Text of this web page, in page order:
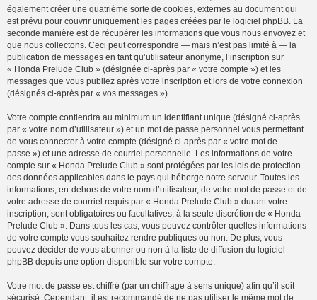
également créer une quatrième sorte de cookies, externes au document qui
est prévu pour couvrir uniquement les pages créées par le logiciel phpBB. La
seconde manière est de récupérer les informations que vous nous envoyez et
que nous collectons. Ceci peut correspondre — mais n’est pas limité à — la
publication de messages en tant qu’utilisateur anonyme, l’inscription sur
« Honda Prelude Club » (désignée ci-après par « votre compte ») et les
messages que vous publiez après votre inscription et lors de votre connexion
(désignés ci-après par « vos messages »).
Votre compte contiendra au minimum un identifiant unique (désigné ci-après
par « votre nom d’utilisateur ») et un mot de passe personnel vous permettant
de vous connecter à votre compte (désigné ci-après par « votre mot de
passe ») et une adresse de courriel personnelle. Les informations de votre
compte sur « Honda Prelude Club » sont protégées par les lois de protection
des données applicables dans le pays qui héberge notre serveur. Toutes les
informations, en-dehors de votre nom d’utilisateur, de votre mot de passe et de
votre adresse de courriel requis par « Honda Prelude Club » durant votre
inscription, sont obligatoires ou facultatives, à la seule discrétion de « Honda
Prelude Club ». Dans tous les cas, vous pouvez contrôler quelles informations
de votre compte vous souhaitez rendre publiques ou non. De plus, vous
pouvez décider de vous abonner ou non à la liste de diffusion du logiciel
phpBB depuis une option disponible sur votre compte.
Votre mot de passe est chiffré (par un chiffrage à sens unique) afin qu’il soit
sécurisé. Cependant, il est recommandé de ne pas utiliser le même mot de